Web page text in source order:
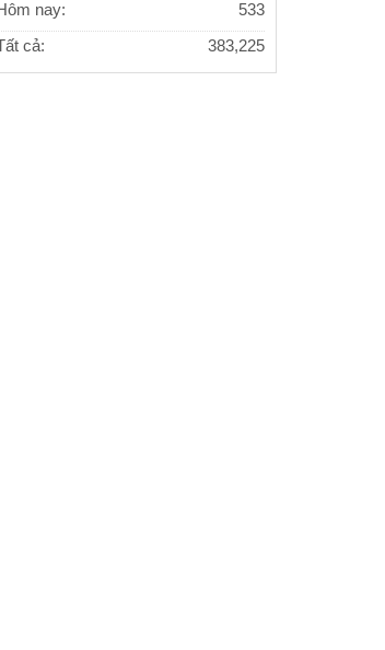
giá trị thời đại”
Viện Hàn lâm Khoa học xã hội Việt
tham dự Hội nghị nghiên cứu,
nay: 533
cả: 383,225